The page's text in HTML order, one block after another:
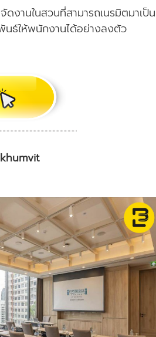
านในสวนที่สามารถเนรมิตมาเป็น
ธ์ให้พนักงานได้อย่างลงตัว